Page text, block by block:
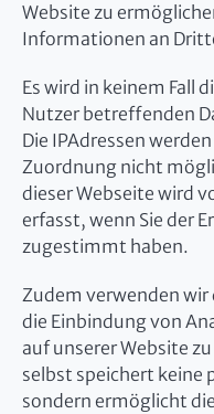
Website zu
Informationen an
Es wird in keinem Fall
Nutzer betreffenden
Die IPAdressen
Zuordnung nicht
dieser Webseite wird
erfasst, wenn Sie der
zugestimmt haben.
Zudem verwenden
die Einbindung von
auf unserer Website
selbst speichert keine
sondern ermöglicht